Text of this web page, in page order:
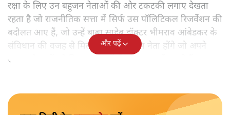
रक्षा के लिए उन बहुजन नेताओं की ओर टकटकी लगाए देखता
रहता है जो राजनीतिक सत्ता में सिर्फ उस पॉलिटिकल रिजर्वेशन की
बदौलत आए हैं, जो उन्हें बाबा साहेब डॉक्टर भीमराव आंबेडकर के
संविधान की वजह से मिला। ऐसे बहुत कम नेता होंगे जो अपने
समाज के मुद्दों को विधानसभाओं में और संसद में उठाते हैं।
और पढ़ें